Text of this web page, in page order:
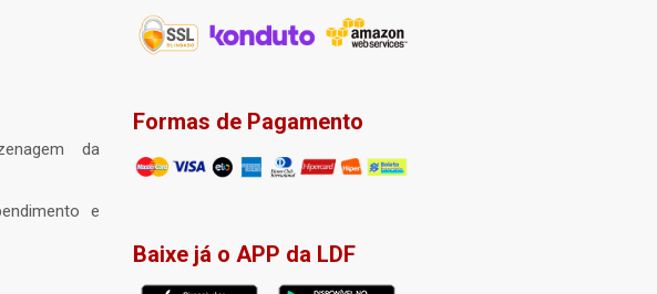
da
e
Formas de Pagamento
Baixe já o APP da LDF